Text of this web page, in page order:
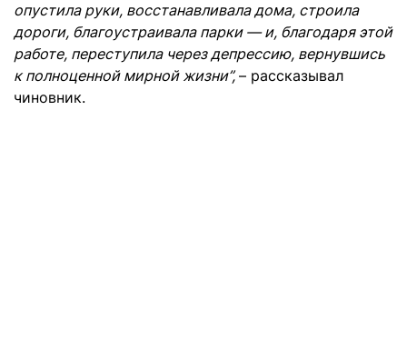
опустила руки, восстанавливала дома, строила
дороги, благоустраивала парки — и, благодаря этой
работе, переступила через депрессию, вернувшись
к полноценной мирной жизни”, – рассказывал
чиновник.